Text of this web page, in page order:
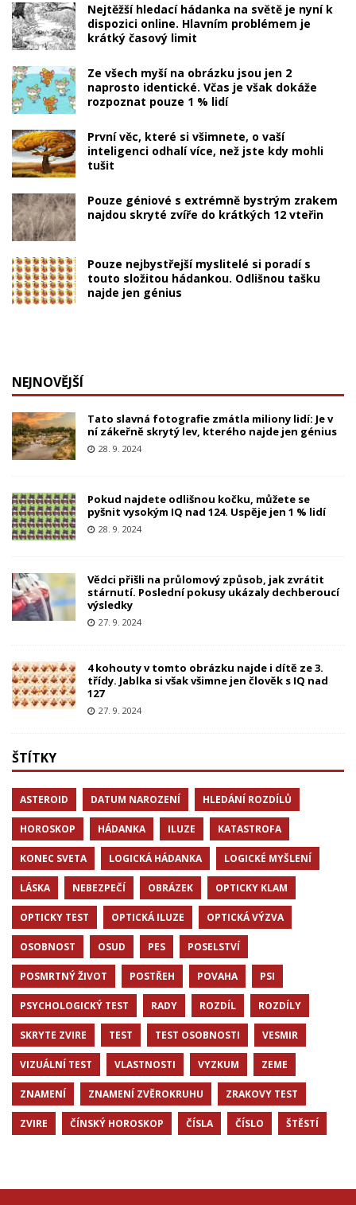
Nejtěžší hledací hádanka na světě je nyní k
dispozici online. Hlavním problémem je
krátký časový limit
Ze všech myší na obrázku jsou jen 2
naprosto identické. Včas je však dokáže
rozpoznat pouze 1 % lidí
První věc, které si všimnete, o vaší
inteligenci odhalí více, než jste kdy mohli
tušit
Pouze géniové s extrémně bystrým zrakem
najdou skryté zvíře do krátkých 12 vteřin
Pouze nejbystřejší myslitelé si poradí s
touto složitou hádankou. Odlišnou tašku
najde jen génius
NEJNOVĚJŠÍ
Tato slavná fotografie zmátla miliony lidí: Je v
ní zákeřně skrytý lev, kterého najde jen génius
28. 9. 2024
Pokud najdete odlišnou kočku, můžete se
pyšnit vysokým IQ nad 124. Uspěje jen 1 % lidí
28. 9. 2024
Vědci přišli na průlomový způsob, jak zvrátit
stárnutí. Poslední pokusy ukázaly dechberoucí
výsledky
27. 9. 2024
4 kohouty v tomto obrázku najde i dítě ze 3.
třídy. Jablka si však všimne jen člověk s IQ nad
127
27. 9. 2024
ŠTÍTKY
ASTEROID DATUM NAROZENÍ HLEDÁNÍ ROZDÍLŮ
HOROSKOP HÁDANKA ILUZE KATASTROFA
KONEC SVETA LOGICKÁ HÁDANKA LOGICKÉ MYŠLENÍ
LÁSKA NEBEZPEČÍ OBRÁZEK OPTICKY KLAM
OPTICKY TEST OPTICKÁ ILUZE OPTICKÁ VÝZVA
OSOBNOST OSUD PES POSELSTVÍ
POSMRTNÝ ŽIVOT POSTŘEH POVAHA PSI
PSYCHOLOGICKÝ TEST RADY ROZDÍL ROZDÍLY
SKRYTE ZVIRE TEST TEST OSOBNOSTI VESMIR
VIZUÁLNÍ TEST VLASTNOSTI VYZKUM ZEME
ZNAMENÍ ZNAMENÍ ZVĚROKRUHU ZRAKOVY TEST
ZVIRE ČÍNSKÝ HOROSKOP ČÍSLA ČÍSLO ŠTĚSTÍ